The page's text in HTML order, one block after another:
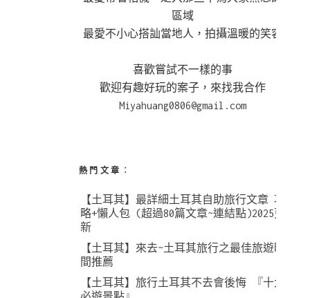
區域
最愛不小心搭訕當地人，拍攝溫暖的笑容
喜歡嘗試不一樣的事
歡迎有趣好玩的案子，來找我合作
Miyahuang0806@gmail.com
熱門文章︰
【土耳其】最詳細土耳其自助旅行文章 攻
略+懶人包 (超過80篇文章~連結點)2025更
新
【土耳其】來去~土耳其旅行之最佳旅遊時
間推薦
【土耳其】旅行土耳其不去會後悔 『十大